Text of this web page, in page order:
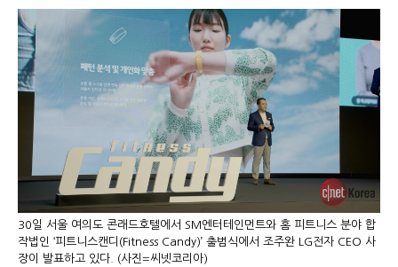
30일 서울 여의도 콘래드호텔에서 SM엔터테인먼트와 홈 피트니스 분야 합
작법인 ‘피트니스캔디(Fitness Candy)’ 출범식에서 조주완 LG전자 CEO 사
장이 발표하고 있다. (사진=씨넷코리아)